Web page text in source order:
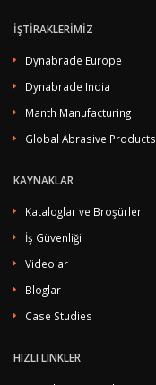
İŞTİRAKLERİMİZ
Dynabrade Europe
Dynabrade India
Manth Manufacturing
Global Abrasive Products
KAYNAKLAR
Kataloglar ve Broşürler
İş Güvenliği
Videolar
Bloglar
Case Studies
HIZLI LINKLER